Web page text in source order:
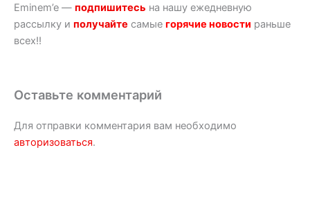
Eminem’e — подпишитесь на нашу ежедневную
рассылку и получайте самые горячие новости раньше
всех!!
Оставьте комментарий
Для отправки комментария вам необходимо
авторизоваться.